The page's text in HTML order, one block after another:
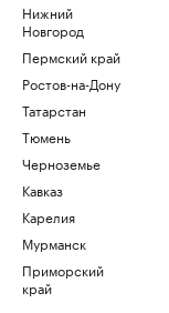
Нижний
Новгород
Пермский край
Ростов-на-Дону
Татарстан
Тюмень
Черноземье
Кавказ
Карелия
Мурманск
Приморский
край